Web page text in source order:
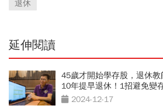
退休
延伸閱讀
45歲才開始學存股，退休
10年提早退休！1招避免變
單 2024-12-17